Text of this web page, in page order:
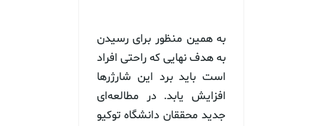
به همین منظور برای رسیدن
به هدف نهایی که راحتی افراد
است باید برد این شارژرها
افزایش یابد. در مطالعه‌ای
جدید محققان دانشگاه توکیو